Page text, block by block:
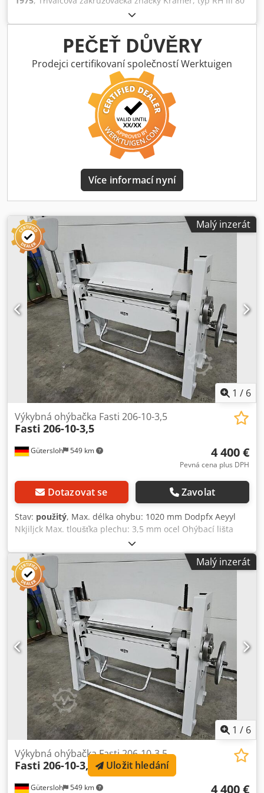
x 1000. Pracovní délka 1000 mm, průměr válců 80 mm.
Dcodsww I Tmepfx Ailsk
PEČEŤ DŮVĚRY
Prodejci certifikovaní společností Werktuigen
Více informací nyní
Malý inzerát
1 / 6
Gütersloh 549 km
Výkybná ohýbačka Fasti 206-10-3,5
Fasti 206-10-3,5
4 400 €
Pevná cena plus DPH
Dotazovat se Zavolat
Stav: použitý, Max. délka ohybu: 1020 mm Dodpfx Aeyyl
Nkjiljck Max. tloušťka plechu: 3,5 mm ocel Ohýbací lišta
broušená Hmotnost: cca 1000 kg
Malý inzerát
1 / 6
Gütersloh 549 km
Výkybná ohýbačka Fasti 206-10-3,5
Fasti 206-10-3,5
4 400 €
Uložit hledání